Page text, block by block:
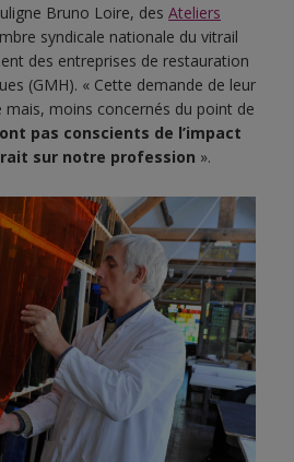
Bruno Loire, des Ateliers
syndicale nationale du vitrail
des entreprises de restauration
(GMH). « Cette demande de leur
moins concernés du point de
pas conscients de l’impact
sur notre profession ».